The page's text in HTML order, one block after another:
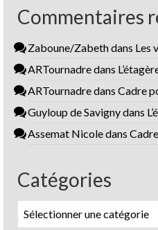
Commentaires
Zaboune/Zabethdans Les
ARTournadredans
ARTournadredans Cadre
Guyloup de Savignydans
Assemat Nicoledans
Catégories
Catégories